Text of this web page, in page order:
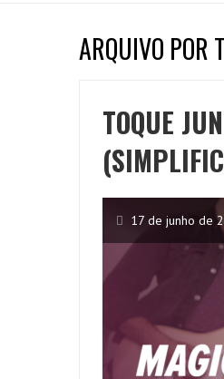
ARQUIVO POR
TOQUE
17 de junho de